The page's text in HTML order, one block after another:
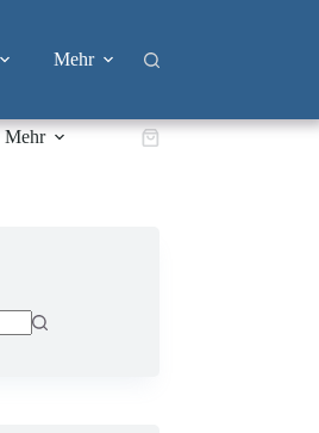
Mehr
Mehr Warenkorb